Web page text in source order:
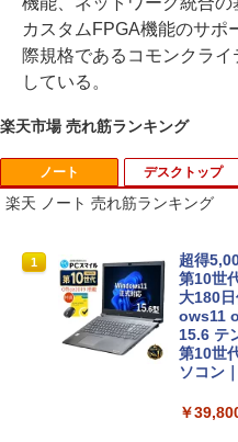
カスタムFPGA機能のサポ
際規格であるコモンクラ
している。
楽天市場 売れ筋ランキング
ノート
楽天 ノート 売れ筋ランキング
1
超得
第10世
大180
ows11
15.6 テ
第10世
ソコン
￥
デスクトップ